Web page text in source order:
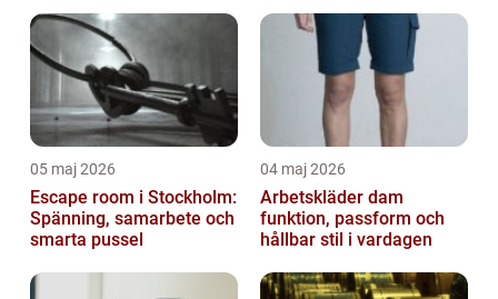
05 maj 2026
Escape room i Stockholm:
Spänning, samarbete och
smarta pussel
04 maj 2026
Arbetskläder dam
funktion, passform och
hållbar stil i vardagen